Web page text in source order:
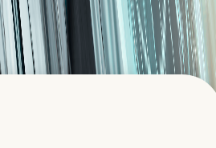
și le susținem progresul.